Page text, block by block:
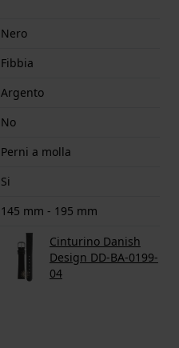
Nero
Fibbia
Argento
No
Perni a molla
Si
145 mm - 195 mm
Cinturino Danish
Design DD-BA-0199-
04